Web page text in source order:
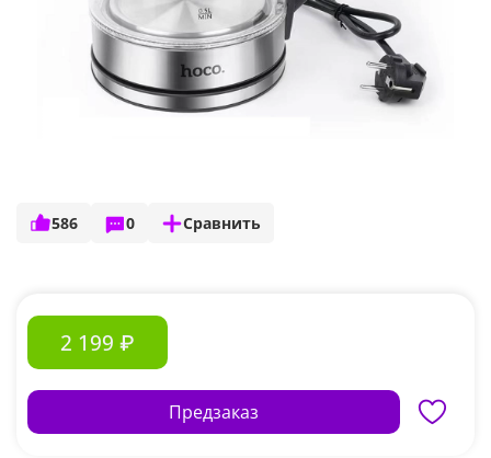
586 0 Сравнить
2 199 ₽
Предзаказ